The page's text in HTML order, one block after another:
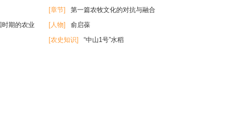
[章节]
第一篇农牧文化的对抗与融合
期的农业 [人物]
俞启葆
[农史知识] “中山1号”水稻